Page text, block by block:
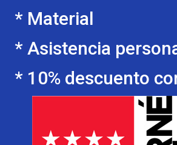
* Material
* Asistencia
* 10% descuento